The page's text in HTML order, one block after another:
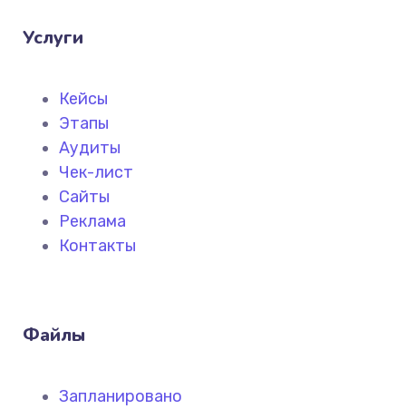
Услуги
Кейсы
Этапы
Аудиты
Чек-лист
Сайты
Реклама
Контакты
Файлы
Запланировано